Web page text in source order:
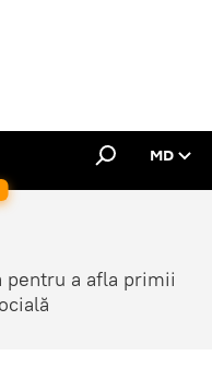
MD
pentru a afla primii